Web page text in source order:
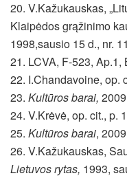
20. V.Kažukauskas,
Klaipėdos grąžinimo
1998,sausio 15 d., nr.
21. LCVA, F-523, Ap.1,
22. I.Chandavoine, op.
23. Kultūros barai,
24. V.Krėvė, op. cit., p.
25. Kultūros barai,
26. V.Kažukauskas,
Lietuvos rytas, 1993,